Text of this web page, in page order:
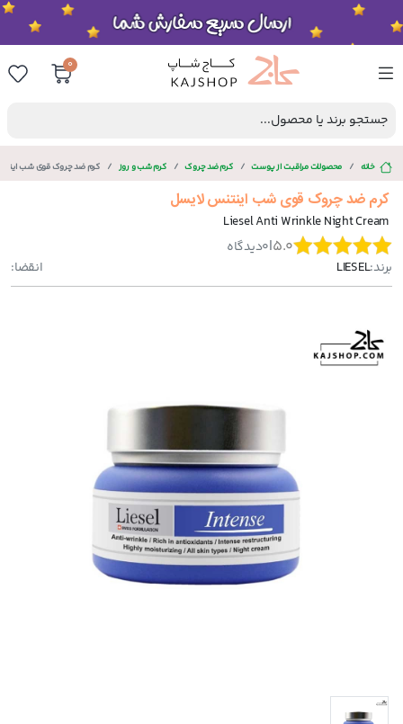
0
جستجو برند یا محصول...
خانه محصولات مراقبت از پوست کرم ضد چروک کرم شب و روز کرم ضد چروک قوی شب
کرم ضد چروک قوی شب اینتنس لایسل
Liesel Anti Wrinkle Night Cream
5.0
|
0دیدگاه
برند:LIESEL انقضا: